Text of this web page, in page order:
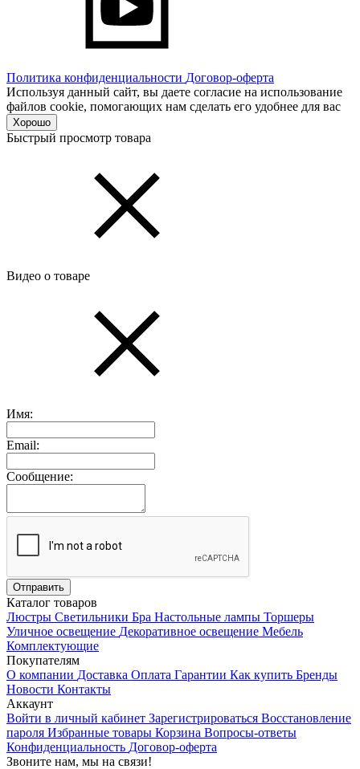
Политика конфиденциальности Договор-оферта
Используя данный сайт, вы даете согласие на использование
файлов cookie, помогающих нам сделать его удобнее для вас
Хорошо
Быстрый просмотр товара
Видео о товаре
Имя:
Email:
Сообщение:
Каталог товаров
Люстры Светильники Бра Настольные лампы Торшеры
Уличное освещение Декоративное освещение Мебель
Комплектующие
Покупателям
О компании Доставка Оплата Гарантии Как купить Бренды
Новости Контакты
Аккаунт
Войти в личный кабинет Зарегистрироваться Восстановление
пароля Избранные товары Корзина Вопросы-ответы
Конфиденциальность Договор-оферта
Звоните нам, мы на связи!